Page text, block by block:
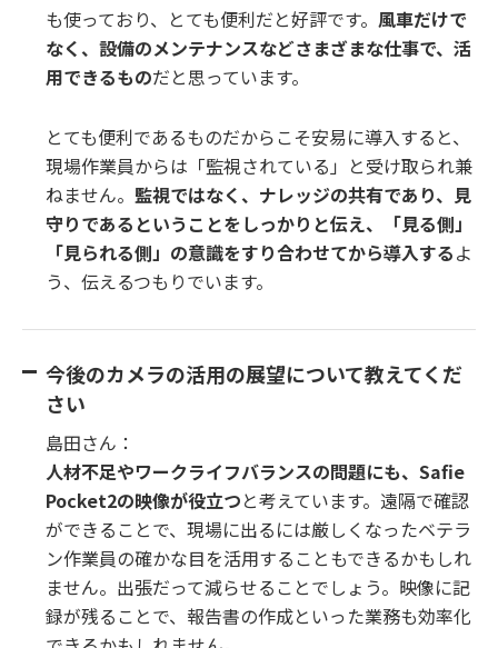
も使っており、とても便利だと好評です。 風車だけで
なく、設備のメンテナンスなどさまざまな仕事で、活
用できるものだと思っています。
とても便利であるものだからこそ安易に導入すると、
現場作業員からは「監視されている」と受け取られ兼
ねません。 監視ではなく、ナレッジの共有であり、見
守りであるということをしっかりと伝え、「見る側」
「見られる側」の意識をすり合わせてから導入するよ
う、伝えるつもりでいます。
今後のカメラの活用の展望について教えてくだ
さい
島田さん：
人材不足やワークライフバランスの問題にも、Safie
Pocket2の映像が役立つと考えています。遠隔で確認
ができることで、現場に出るには厳しくなったベテラ
ン作業員の確かな目を活用することもできるかもしれ
ません。出張だって減らせることでしょう。映像に記
録が残ることで、報告書の作成といった業務も効率化